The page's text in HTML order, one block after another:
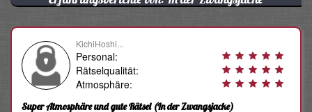
KichiHoshi...
Personal:
Rätselqualität:
Atmosphäre:
Super Atmosphäre und gute Rätsel(In der Zwangsjacke)